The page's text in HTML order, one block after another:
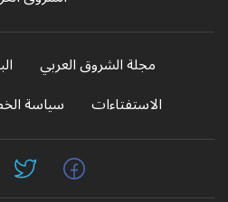
مجلة الشروق العربي
الاستفتاءات
سياسة